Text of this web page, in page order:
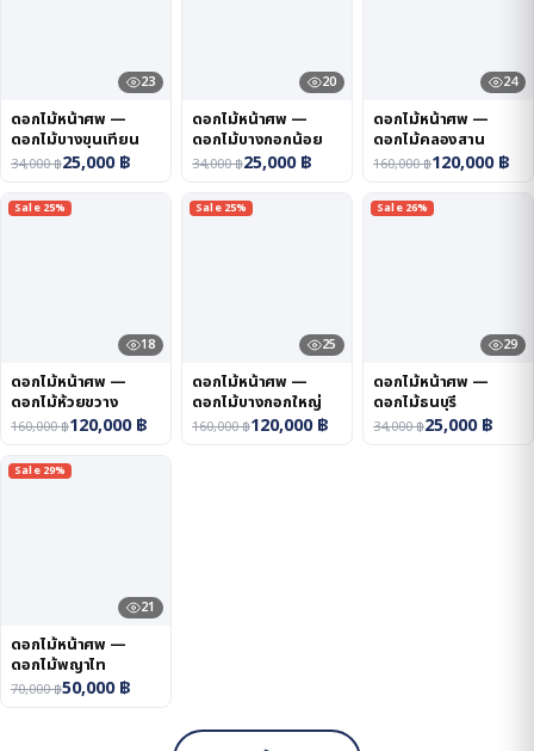
23
ดอกไม้หน้าศพ —
ดอกไม้บางขุนเทียน
34,000฿25,000฿
20
ดอกไม้หน้าศพ —
ดอกไม้บางกอกน้อย
34,000฿25,000฿
24
ดอกไม้หน้าศพ —
ดอกไม้คลองสาน
160,000฿120,000฿
Sale 25%
18
ดอกไม้หน้าศพ —
ดอกไม้ห้วยขวาง
160,000฿120,000฿
Sale 25%
25
ดอกไม้หน้าศพ —
ดอกไม้บางกอกใหญ่
160,000฿120,000฿
Sale 26%
29
ดอกไม้หน้าศพ —
ดอกไม้ธนบุรี
34,000฿25,000฿
Sale 29%
21
ดอกไม้หน้าศพ —
ดอกไม้พญาไท
70,000฿50,000฿